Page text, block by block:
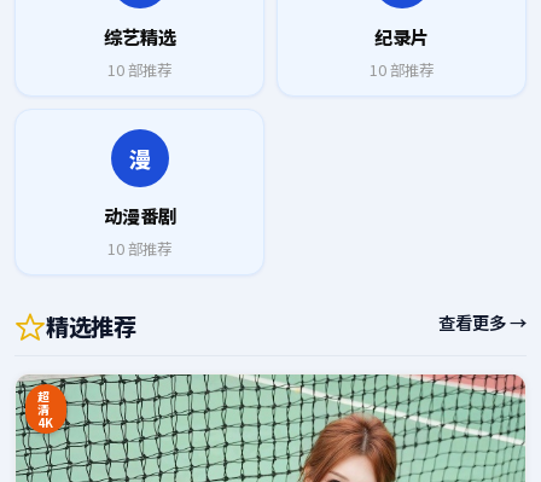
综艺精选
10部推荐
纪录片
10部推荐
漫
动漫番剧
10部推荐
精选推荐 查看更多 →
超
清
4K